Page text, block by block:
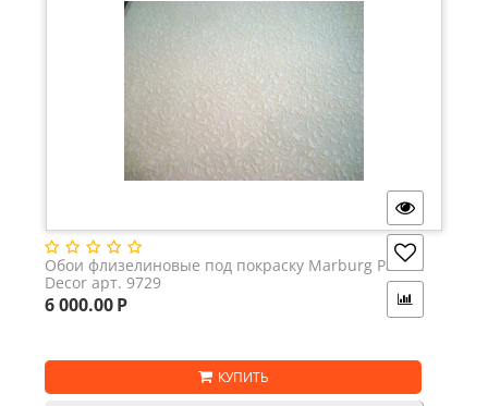
Обои флизелиновые под покраску Marburg Patent
Decor арт. 9729
6 000.00Р
КУПИТЬ